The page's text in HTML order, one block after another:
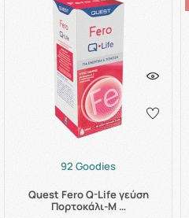
92 Goodies
Quest Fero Q-Life γεύση
Πορτοκάλι-Μ …